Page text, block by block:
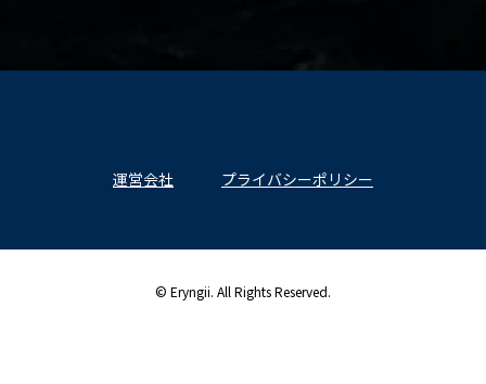
運営会社 プライバシーポリシー
© Eryngii. All Rights Reserved.